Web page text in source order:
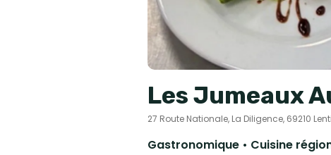
Les Jumeaux
27 Route Nationale, La Diligence, 69210